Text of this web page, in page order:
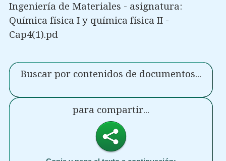
Ingeniería de Materiales - asignatura:
Química física I y química física II -
Cap4(1).pd
Buscar por contenidos de documentos...
para compartir...